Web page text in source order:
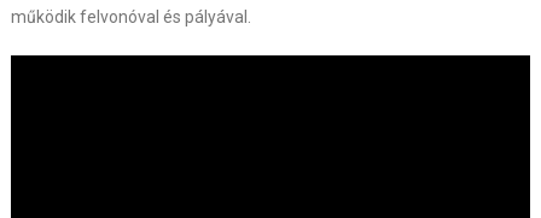
működik felvonóval és pályával.